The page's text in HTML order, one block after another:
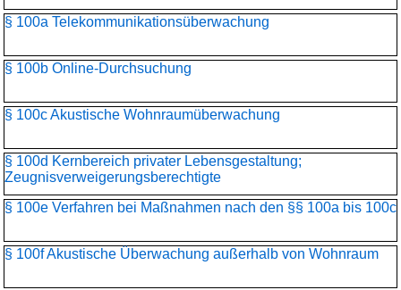
§ 100a Telekommunikationsüber­wachung
§ 100b Online-Durchsuchung
§ 100c Akustische Wohnraumüberwachung
§ 100d Kernbereich privater Lebensgestaltung;
Zeugnisverweigerungs­berechtigte
§ 100e Verfahren bei Maßnahmen nach den §§ 100a bis 100c
§ 100f Akustische Überwachung außerhalb von Wohnraum